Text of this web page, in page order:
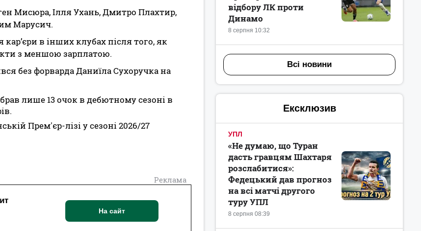
Мисюра, Ілля Ухань, Дмитро Плахтир,
Марусич.
в інших клубах після того, як
з меншою зарплатою.
без форварда Даниїла Сухоручка на
лише 13 очок в дебютному сезоні в
Прем'єр-лізі у сезоні 2026/27
Реклама
На сайт
8 серпня 10:32
відбору ЛК проти
Динамо
Всі новини
Ексклюзив
УПЛ
8 серпня 08:39
«Не думаю, що Туран
дасть гравцям Шахтаря
розслабитися»:
Федецький дав прогноз
на всі матчі другого
туру УПЛ